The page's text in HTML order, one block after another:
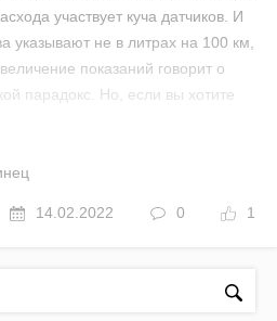
участвует куча датчиков. И
указывают не в литрах на 100 км,
показаний говорит о
парадокс. Но, если вы хотите
14.02.2022 0 1